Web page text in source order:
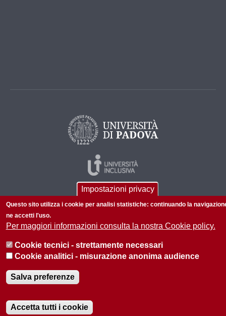
© 2026 Università di Padova - Tutti i diritti riservati
P.I. 00742430283 C.F. 80006480281
Impostazioni privacy
Questo sito utilizza i cookie per analisi statistiche: continuando la
ne accetti l'uso.
Per maggiori informazioni consulta la nostra Cookie policy.
Cookie tecnici - strettamente necessari
Cookie analitici - misurazione anonima audience
Salva preferenze
Accetta tutti i cookie